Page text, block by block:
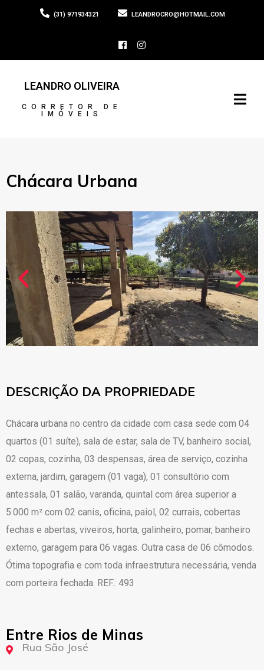
(31) 971934321 LEANDROCRO@HOTMAIL.COM
LEANDRO OLIVEIRA
CORRETOR DE
IMÓVEIS
Chácara Urbana
DESCRIÇÃO DA PROPRIEDADE
Chácara urbana no centro da cidade com casa sede com 04
quartos (01 suíte), sala de estar, sala de TV, banheiro social,
02 copas, cozinha, 03 despensas, área de serviço, cozinha
externa, jardim, garagem (01 vaga), 01 consultório com
antessala, 01 salão, varanda, quintal com área superior a
5.000 m² com 02 canis, oficina, paiol, 02 currais, cobertas
fechas e abertas, viveiros, horta, galinheiro, pomar, banheiro
externo, garagem para 06 vagas. Outra casa de 06 cômodos.
Ótima topografia e com toda infraestrutura necessária, venda
com porteira fechada. REF.: 493
Entre Rios de Minas
Rua São José